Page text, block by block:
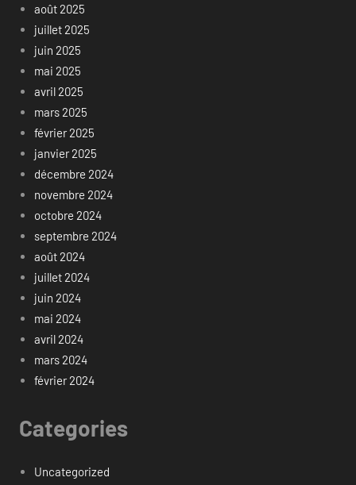
août 2025
juillet 2025
juin 2025
mai 2025
avril 2025
mars 2025
février 2025
janvier 2025
décembre 2024
novembre 2024
octobre 2024
septembre 2024
août 2024
juillet 2024
juin 2024
mai 2024
avril 2024
mars 2024
février 2024
Categories
Uncategorized